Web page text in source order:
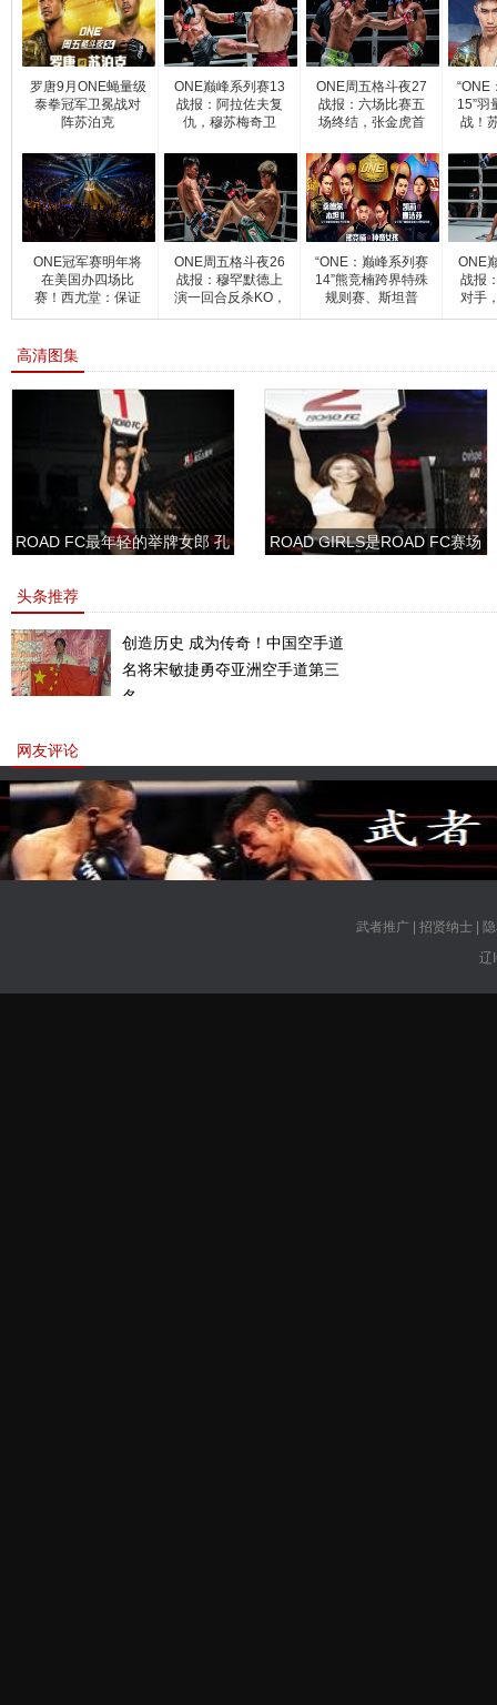
罗唐9月ONE蝇量级
泰拳冠军卫冕战对
阵苏泊克
ONE巅峰系列赛13
战报：阿拉佐夫复
仇，穆苏梅奇卫
ONE周五格斗夜27
战报：六场比赛五
场终结，张金虎首
“ONE
15”羽
战！
ONE冠军赛明年将
在美国办四场比
赛！西尤堂：保证
带来前
ONE周五格斗夜26
战报：穆罕默德上
演一回合反杀KO，
神奇
“ONE：巅峰系列赛
14”熊竞楠跨界特殊
规则赛、斯坦普
ONE
战报
对手
高清图集
ROAD FC最年轻的举牌女郎 孔
ROAD GIRLS是ROAD FC赛场
头条推荐
创造历史 成为传奇！中国空手道
名将宋敏捷勇夺亚洲空手道第三
名。
网友评论
武者推广| 招贤纳士|
辽